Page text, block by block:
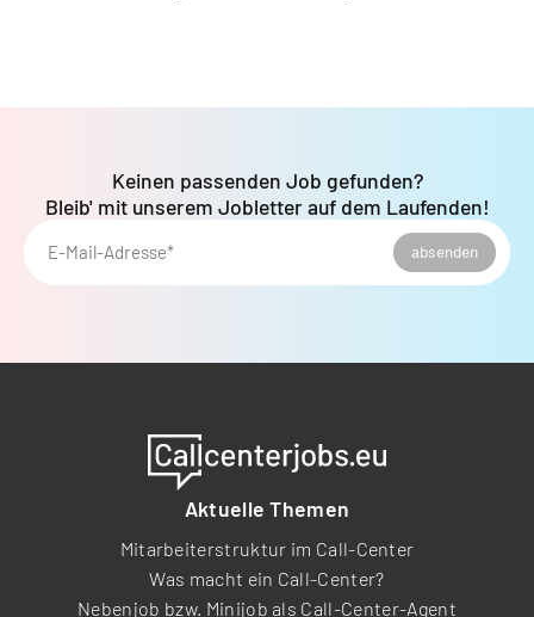
E-Mail-Adresse* absenden
Keinen passenden Job gefunden?
Bleib' mit unserem Jobletter auf dem Laufenden!
Aktuelle Themen
Mitarbeiterstruktur im Call-Center
Was macht ein Call-Center?
Nebenjob bzw. Minijob als Call-Center-Agent